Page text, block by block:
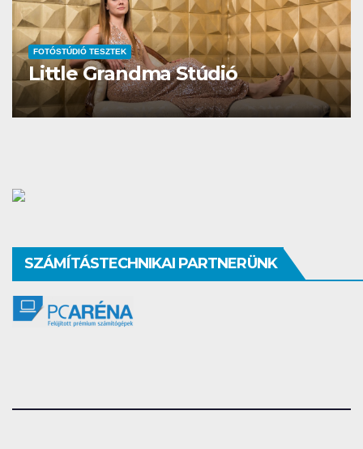
FOTÓSTÚDIÓ TESZTEK
Studio Different
SZÁMÍTÁSTECHNIKAI PARTNERÜNK